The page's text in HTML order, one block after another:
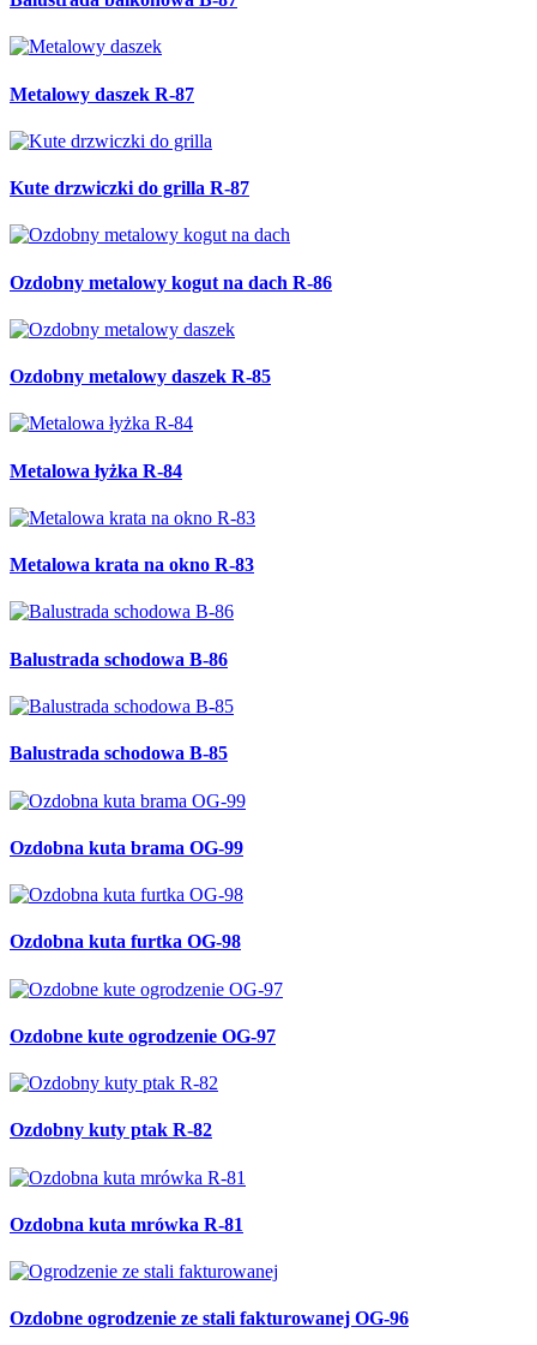
Metalowy daszek R-87
Kute drzwiczki do grilla R-87
Ozdobny metalowy kogut na dach R-86
Ozdobny metalowy daszek R-85
Metalowa łyżka R-84
Metalowa krata na okno R-83
Balustrada schodowa B-86
Balustrada schodowa B-85
Ozdobna kuta brama OG-99
Ozdobna kuta furtka OG-98
Ozdobne kute ogrodzenie OG-97
Ozdobny kuty ptak R-82
Ozdobna kuta mrówka R-81
Ozdobne ogrodzenie ze stali fakturowanej OG-96